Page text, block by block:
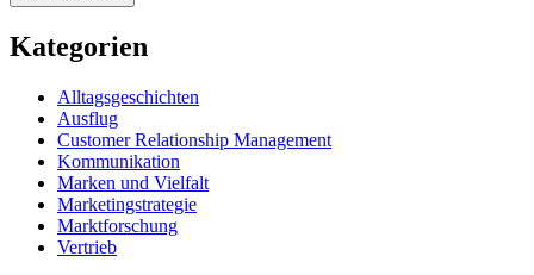
Kategorien
Alltagsgeschichten
Ausflug
Customer Relationship Management
Kommunikation
Marken und Vielfalt
Marketingstrategie
Marktforschung
Vertrieb